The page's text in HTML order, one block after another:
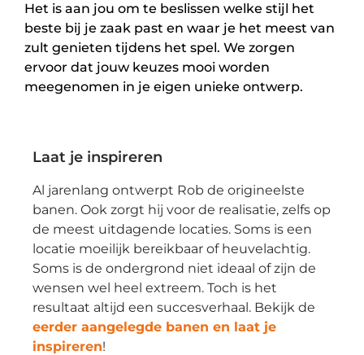
Het is aan jou om te beslissen welke stijl het
beste bij je zaak past en waar je het meest van
zult genieten tijdens het spel. We zorgen
ervoor dat jouw keuzes mooi worden
meegenomen in je eigen unieke ontwerp.
Laat je inspireren
Al jarenlang ontwerpt Rob de origineelste
banen. Ook zorgt hij voor de realisatie, zelfs op
de meest uitdagende locaties. Soms is een
locatie moeilijk bereikbaar of heuvelachtig.
Soms is de ondergrond niet ideaal of zijn de
wensen wel heel extreem. Toch is het
resultaat altijd een succesverhaal. Bekijk de
eerder aangelegde banen en laat je
inspireren!